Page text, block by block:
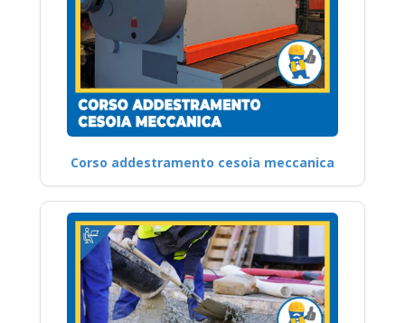
Corso addestramento cesoia meccanica